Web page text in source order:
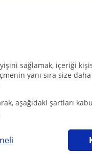
sağlamak, içeriği
yanı sıra size
aşağıdaki şartları
Keçiören, Mamak,